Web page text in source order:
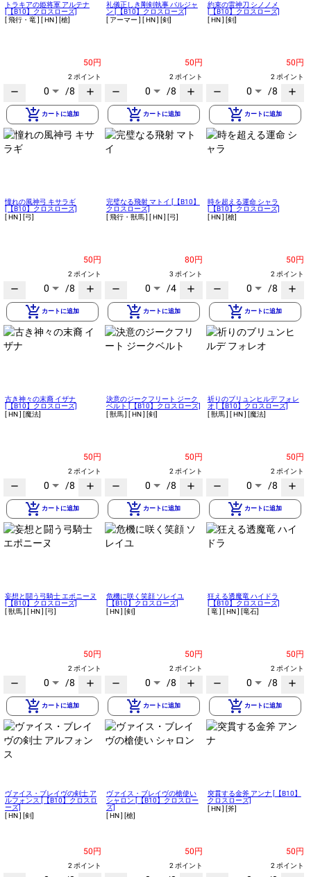
トラキアの姫将軍 アルテナ
[【B10】クロスローズ]
[ 飛行・竜 ] [ HN ] [槍]
50円
2 ポイント
remove 0 /8 add
add_shopping_cart カートに追加
礼儀正しき剛剣執事 バルジャ
ン [【B10】クロスローズ]
[ アーマー ] [ HN ] [剣]
50円
2 ポイント
remove 0 /8 add
add_shopping_cart カートに追加
約束の雷神刀 シノノメ
[【B10】クロスローズ]
[ HN ] [剣]
50円
2 ポイント
remove 0 /8 add
add_shopping_cart カートに追加
憧れの風神弓 キサラギ
[【B10】クロスローズ]
[ HN ] [弓]
50円
2 ポイント
remove 0 /8 add
add_shopping_cart カートに追加
完璧なる飛射 マトイ [【B10】
クロスローズ]
[ 飛行・獣馬 ] [ HN ] [弓]
80円
3 ポイント
remove 0 /4 add
add_shopping_cart カートに追加
時を超える運命 シャラ
[【B10】クロスローズ]
[ HN ] [槍]
50円
2 ポイント
remove 0 /8 add
add_shopping_cart カートに追加
古き神々の末裔 イザナ
[【B10】クロスローズ]
[ HN ] [魔法]
50円
2 ポイント
remove 0 /8 add
add_shopping_cart カートに追加
決意のジークフリート ジーク
ベルト [【B10】クロスローズ]
[ 獣馬 ] [ HN ] [剣]
50円
2 ポイント
remove 0 /8 add
add_shopping_cart カートに追加
祈りのブリュンヒルデ フォレ
オ [【B10】クロスローズ]
[ 獣馬 ] [ HN ] [魔法]
50円
2 ポイント
remove 0 /8 add
add_shopping_cart カートに追加
妄想と闘う弓騎士 エポニーヌ
[【B10】クロスローズ]
[ 獣馬 ] [ HN ] [弓]
50円
2 ポイント
remove 0 /8 add
add_shopping_cart カートに追加
危機に咲く笑顔 ソレイユ
[【B10】クロスローズ]
[ HN ] [剣]
50円
2 ポイント
remove 0 /8 add
add_shopping_cart カートに追加
狂える透魔竜 ハイドラ
[【B10】クロスローズ]
[ 竜 ] [ HN ] [竜石]
50円
2 ポイント
remove 0 /8 add
add_shopping_cart カートに追加
ヴァイス・ブレイヴの剣士 ア
ルフォンス [【B10】クロスロ
ーズ]
[ HN ] [剣]
50円
2 ポイント
ヴァイス・ブレイヴの槍使い
シャロン [【B10】クロスロー
ズ]
[ HN ] [槍]
50円
2 ポイント
突貫する金斧 アンナ [【B10】
クロスローズ]
[ HN ] [斧]
50円
2 ポイント